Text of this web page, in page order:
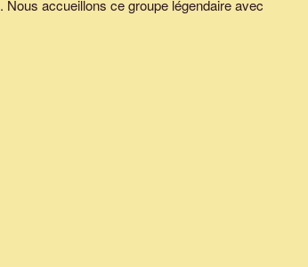
. Nous accueillons ce groupe légendaire avec